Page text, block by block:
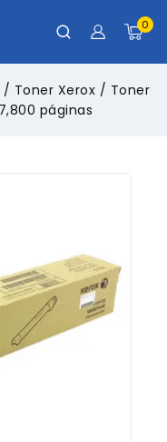
0
/ Toner Xerox / Toner
páginas